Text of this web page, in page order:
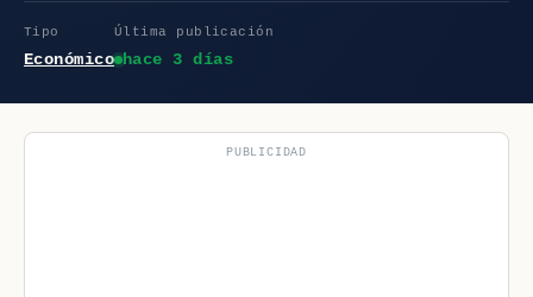
Tipo
Económico
Última publicación
hace 3 días
PUBLICIDAD